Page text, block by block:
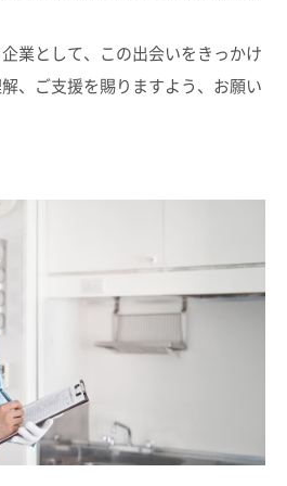
業として、この出会いをきっかけ
、ご支援を賜りますよう、お願い